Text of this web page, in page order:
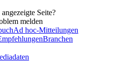
Seite?
melden
Ad hoc-Mitteilungen
Branchen